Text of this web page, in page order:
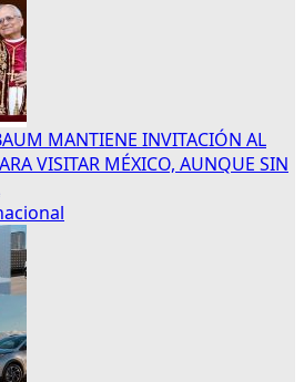
MANTIENE INVITACIÓN AL
VISITAR MÉXICO, AUNQUE SIN